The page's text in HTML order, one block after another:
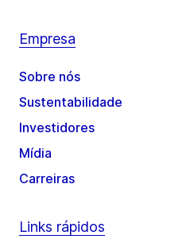
Empresa
Sobre nós
Sustentabilidade
Investidores
Mídia
Carreiras
Links rápidos